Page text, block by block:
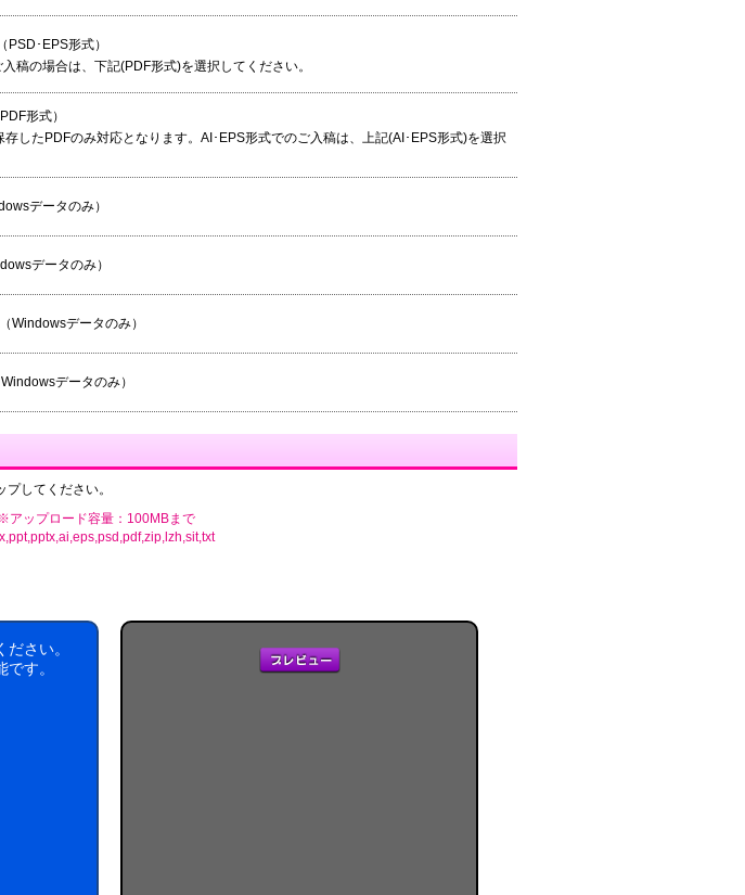
PSD･EPS形式）
稿の場合は、下記(PDF形式)を選択してください。
形式）
したPDFのみ対応となります。AI･EPS形式でのご入稿は、上記(AI･EPS形式)を選択
データのみ）
データのみ）
Windowsデータのみ）
データのみ）
してください。
ップロード容量：100MBまで
さい。
す。